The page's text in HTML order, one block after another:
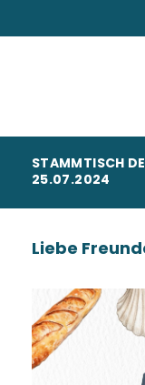
STAMMTISCH
25.07.2024
Liebe